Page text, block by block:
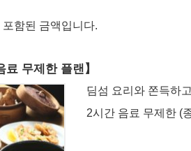
함된 금액입니다.
료 무제한 플랜】
딤섬 요리와 쫀득하
2시간 음료 무제한 (